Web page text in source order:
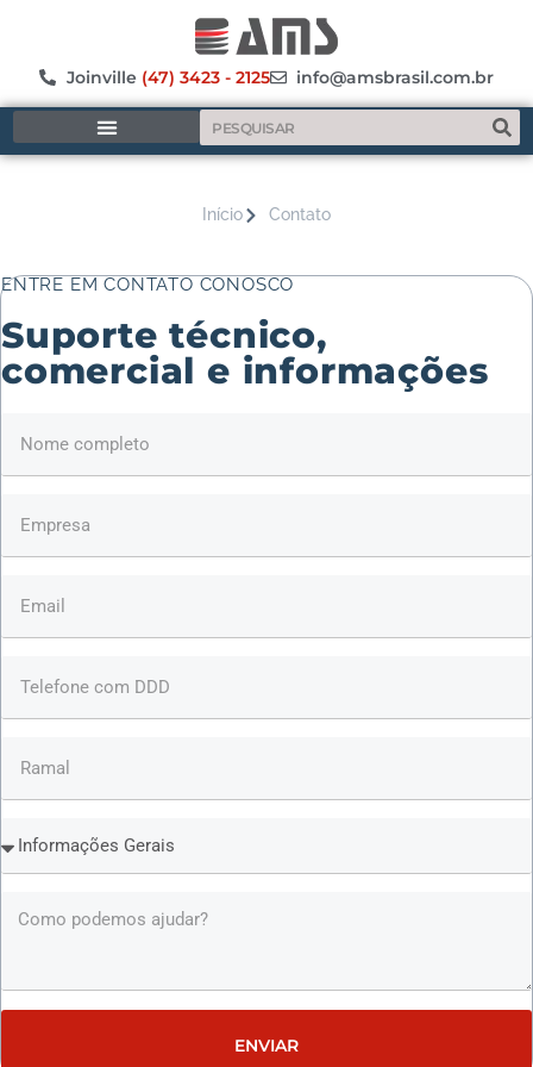
Joinville (47) 3423 - 2125 info@amsbrasil.com.br
Início Contato
ENTRE EM CONTATO CONOSCO
Suporte técnico,
comercial e informações
ENVIAR